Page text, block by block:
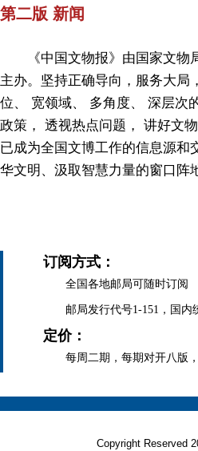
第二版 新闻
《中国文物报》由国家文物
主办。坚持正确导向，服务大局
位、 宽领域、 多角度、 深层次
政策， 透视热点问题， 讲好文
已成为全国文博工作的信息源和
华文明、汲取智慧力量的窗口阵
订阅方式：
全国各地邮局可随时订阅
邮局发行代号1-151，国内
定价：
每周二期，每期对开八版，
Copyright Reserved